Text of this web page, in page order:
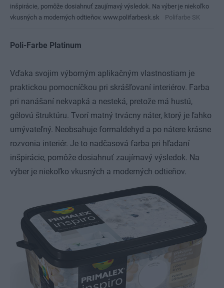
inšpirácie, pomôže dosiahnuť zaujímavý výsledok. Na výber je niekoľko
vkusných a moderných odtieňov. www.polifarbesk.sk
Polifarbe SK
Poli-Farbe Platinum
Vďaka svojim výborným aplikačným vlastnostiam je
praktickou pomocníčkou pri skrášľovaní interiérov. Farba
pri nanášaní nekvapká a nesteká, pretože má hustú,
gélovú štruktúru. Tvorí matný trvácny náter, ktorý je ľahko
umývateľný. Neobsahuje formaldehyd a po nátere krásne
rozvonia interiér. Je to nadčasová farba pri hľadaní
inšpirácie, pomôže dosiahnuť zaujímavý výsledok. Na
výber je niekoľko vkusných a moderných odtieňov.